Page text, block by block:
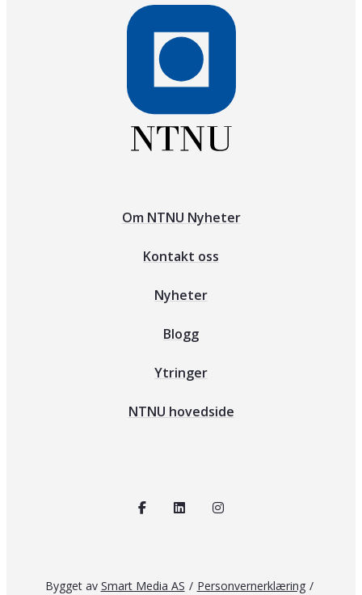
Om NTNU Nyheter
Kontakt oss
Nyheter
Blogg
Ytringer
NTNU hovedside
Bygget av Smart Media AS / Personvernerklæring /